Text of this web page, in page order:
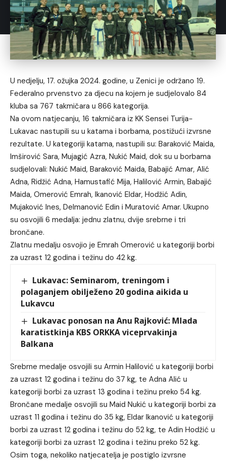
U nedjelju, 17. ožujka 2024. godine, u Zenici je održano 19.
Federalno prvenstvo za djecu na kojem je sudjelovalo 84
kluba sa 767 takmičara u 866 kategorija.
Na ovom natjecanju, 16 takmičara iz KK Sensei Turija-
Lukavac nastupili su u katama i borbama, postižući izvrsne
rezultate. U kategoriji katama, nastupili su: Baraković Maida,
Imširović Sara, Mujagić Azra, Nukić Maid, dok su u borbama
sudjelovali: Nukić Maid, Baraković Maida, Babajić Amar, Alić
Adna, Ridžić Adna, Hamustafić Mija, Halilović Armin, Babajić
Maida, Omerović Emrah, Ikanović Eldar, Hodžić Adin,
Mujaković Ines, Delmanović Edin i Muratović Amar. Ukupno
su osvojili 6 medalja: jednu zlatnu, dvije srebrne i tri
brončane.
Zlatnu medalju osvojio je Emrah Omerović u kategoriji borbi
za uzrast 12 godina i težinu do 42 kg.
Lukavac: Seminarom, treningom i
polaganjem obilježeno 20 godina aikida u
Lukavcu
Lukavac ponosan na Anu Rajković: Mlada
karatistkinja KBS ORKKA viceprvakinja
Balkana
Srebrne medalje osvojili su Armin Halilović u kategoriji borbi
za uzrast 12 godina i težinu do 37 kg, te Adna Alić u
kategoriji borbi za uzrast 13 godina i težinu preko 54 kg.
Brončane medalje osvojili su Maid Nukić u kategoriji borbi za
uzrast 11 godina i težinu do 35 kg, Eldar Ikanović u kategoriji
borbi za uzrast 12 godina i težinu do 52 kg, te Adin Hodžić u
kategoriji borbi za uzrast 12 godina i težinu preko 52 kg.
Osim toga, nekoliko natjecatelja je postiglo izvrsne